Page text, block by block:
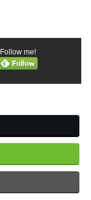
Follow me!